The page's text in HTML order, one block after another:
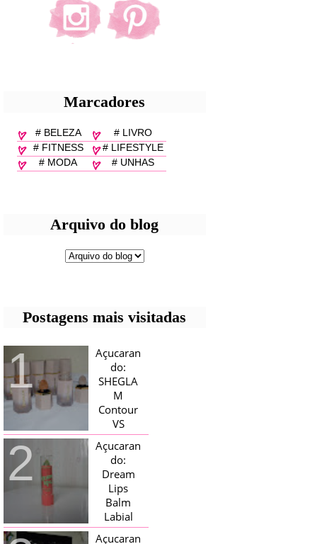
Marcadores
# BELEZA
# LIVRO
# FITNESS
# LIFESTYLE
# MODA
# UNHAS
Arquivo do blog
Postagens mais visitadas
Açucaran
do:
SHEGLA
M
Contour
VS
Bronzer!
HELLO AÇUCARADAS, E NESTE
MÊS CHEGOU AQUI EM CASA UMA
CAIXA RECHEADA DE SHEGLAM,
TINHA BLUSH, ILUMINADORES E
TODOS OS BRONZER E
CONTORNOS ...
Açucaran
do:
Dream
Lips
Balm
Labial
Magico
Açucaran